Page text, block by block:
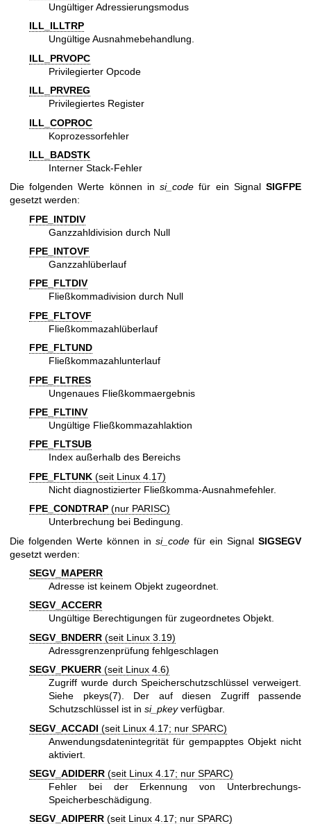
Ungültiger Adressierungsmodus
ILL_ILLTRP
Ungültige Ausnahmebehandlung.
ILL_PRVOPC
Privilegierter Opcode
ILL_PRVREG
Privilegiertes Register
ILL_COPROC
Koprozessorfehler
ILL_BADSTK
Interner Stack-Fehler
Die folgenden Werte können insi_code für ein SignalSIGFPE
gesetzt werden:
FPE_INTDIV
Ganzzahldivision durch Null
FPE_INTOVF
Ganzzahlüberlauf
FPE_FLTDIV
Fließkommadivision durch Null
FPE_FLTOVF
Fließkommazahlüberlauf
FPE_FLTUND
Fließkommazahlunterlauf
FPE_FLTRES
Ungenaues Fließkommaergebnis
FPE_FLTINV
Ungültige Fließkommazahlaktion
FPE_FLTSUB
Index außerhalb des Bereichs
FPE_FLTUNK (seit Linux 4.17)
Nicht diagnostizierter Fließkomma-Ausnahmefehler.
FPE_CONDTRAP (nur PARISC)
Unterbrechung bei Bedingung.
Die folgenden Werte können in si_code für ein Signal SIGSEGV
gesetzt werden:
SEGV_MAPERR
Adresse ist keinem Objekt zugeordnet.
SEGV_ACCERR
Ungültige Berechtigungen für zugeordnetes Objekt.
SEGV_BNDERR (seit Linux 3.19)
Adressgrenzenprüfung fehlgeschlagen
SEGV_PKUERR (seit Linux 4.6)
Zugriff wurde durch Speicherschutzschlüssel verweigert.
Siehe pkeys(7) . Der auf diesen Zugriff passende
Schutzschlüssel ist in si_pkeyverfügbar.
SEGV_ACCADI (seit Linux 4.17; nur SPARC)
Anwendungsdatenintegrität für gempapptes Objekt nicht
aktiviert.
SEGV_ADIDERR (seit Linux 4.17; nur SPARC)
Fehler bei der Erkennung von Unterbrechungs-
Speicherbeschädigung.
SEGV_ADIPERR (seit Linux 4.17; nur SPARC)